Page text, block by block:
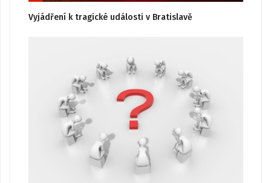
Vyjádření k tragické události v Bratislavě